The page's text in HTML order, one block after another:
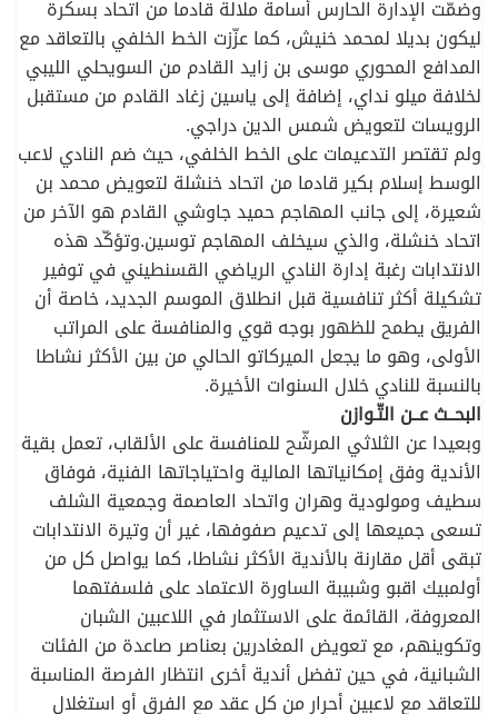
وضمّت الإدارة الحارس أسامة ملالة قادما من اتحاد بسكرة
ليكون بديلا لمحمد خنيش، كما عزّزت الخط الخلفي بالتعاقد مع
المدافع المحوري موسى بن زايد القادم من السويحلي الليبي
لخلافة ميلو نداي، إضافة إلى ياسين زغاد القادم من مستقبل
الرويسات لتعويض شمس الدين دراجي.
ولم تقتصر التدعيمات على الخط الخلفي، حيث ضم النادي لاعب
الوسط إسلام بكير قادما من اتحاد خنشلة لتعويض محمد بن
شعيرة، إلى جانب المهاجم حميد جاوشي القادم هو الآخر من
اتحاد خنشلة، والذي سيخلف المهاجم توسين.وتؤكّد هذه
الانتدابات رغبة إدارة النادي الرياضي القسنطيني في توفير
تشكيلة أكثر تنافسية قبل انطلاق الموسم الجديد، خاصة أن
الفريق يطمح للظهور بوجه قوي والمنافسة على المراتب
الأولى، وهو ما يجعل الميركاتو الحالي من بين الأكثر نشاطا
بالنسبة للنادي خلال السنوات الأخيرة.
البحــث عــن التّـوازن
وبعيدا عن الثلاثي المرشّح للمنافسة على الألقاب، تعمل بقية
الأندية وفق إمكانياتها المالية واحتياجاتها الفنية، فوفاق
سطيف ومولودية وهران واتحاد العاصمة وجمعية الشلف
تسعى جميعها إلى تدعيم صفوفها، غير أن وتيرة الانتدابات
تبقى أقل مقارنة بالأندية الأكثر نشاطا، كما يواصل كل من
أولمبيك اقبو وشبيبة الساورة الاعتماد على فلسفتهما
المعروفة، القائمة على الاستثمار في اللاعبين الشبان
وتكوينهم، مع تعويض المغادرين بعناصر صاعدة من الفئات
الشبانية، في حين تفضل أندية أخرى انتظار الفرصة المناسبة
للتعاقد مع لاعبين أحرار من كل عقد مع الفرق أو استغلال